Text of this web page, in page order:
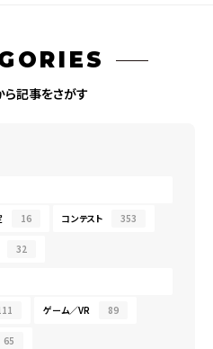
ら記事をさがす
16 コンテスト 353
32
ゲーム／VR 89
65